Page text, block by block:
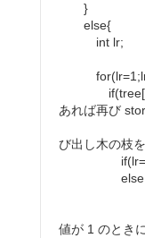
}
else{
int lr;
あれば再び
び出し木の枝
else
/*
値が 1 のとき